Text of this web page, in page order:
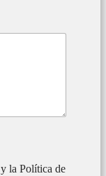
la Política de